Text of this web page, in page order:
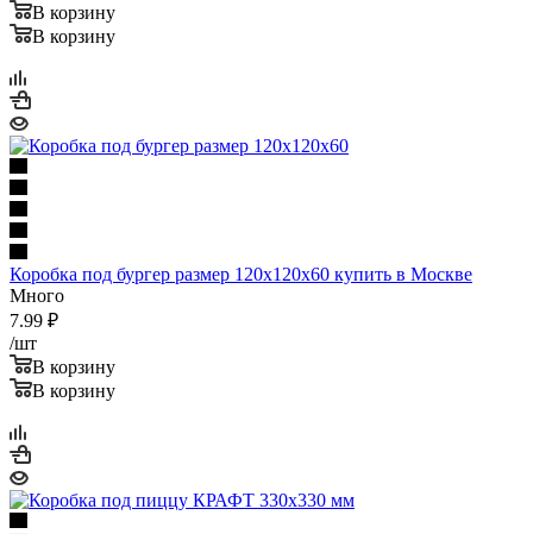
В корзину
В корзину
Коробка под бургер размер 120х120х60 купить в Москве
Много
7.99 ₽
/шт
В корзину
В корзину